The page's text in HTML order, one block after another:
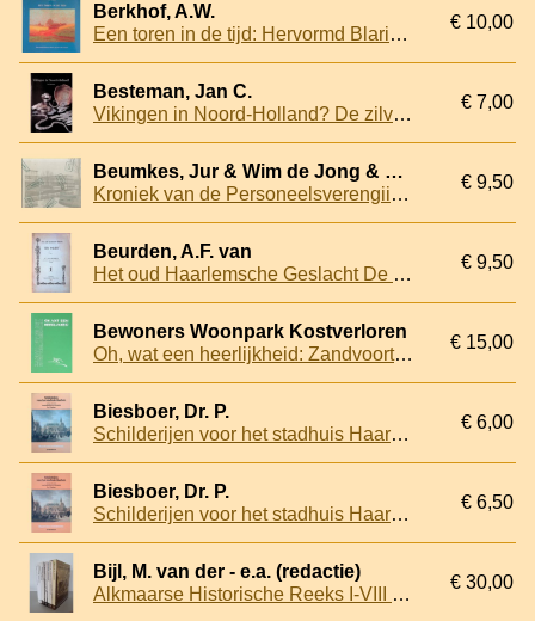
Berkhof, A.W.
Een toren in de tijd: Hervormd Blaricum tussen gisteren en morgen: 400 jaar Gemeente - 600 jaar Kerk
€ 10,00
Besteman, Jan C.
Vikingen in Noord-Holland? De zilverschat van Wieringen in het licht van de Noormanneninvallen
€ 7,00
Beumkes, Jur & Wim de Jong & Jan van der Waals (samenstellers)
Kroniek van de Personeelsverengiing Gemeentesecretarie / Bannehof (uitgave ter gelegenheid van haar vijftigjarig bestaan) 1946 1996
€ 9,50
Beurden, A.F. van
Het oud Haarlemsche Geslacht De Waal
€ 9,50
Bewoners Woonpark Kostverloren
Oh, wat een heerlijkheid: Zandvoort en het Kostverlorenpark
€ 15,00
Biesboer, Dr. P.
Schilderijen voor het stadhuis Haarlem
€ 6,00
Biesboer, Dr. P.
Schilderijen voor het stadhuis Haarlem
€ 6,50
Bijl, M. van der - e.a. (redactie)
Alkmaarse Historische Reeks I-VIII (8 delen)
€ 30,00